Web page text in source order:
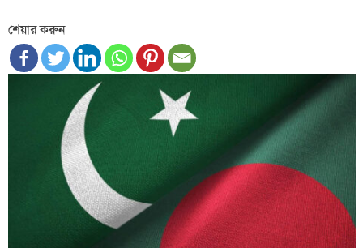
শেয়ার করুন